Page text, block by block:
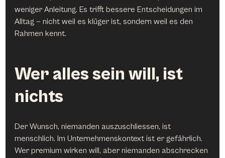
weniger Anleitung. Es trifft bessere Entscheidungen im
Alltag — nicht weil es klüger ist, sondern weil es den
Rahmen kennt.
Wer alles sein will, ist
nichts
Der Wunsch, niemanden auszuschliessen, ist
menschlich. Im Unternehmenskontext ist er gefährlich.
Wer premium wirken will, aber niemanden abschrecken